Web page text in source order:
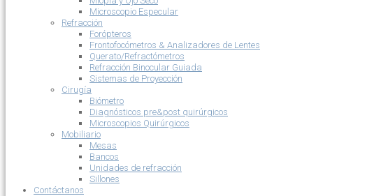
Microscopio Especular
Refracción
Forópteros
Frontofocómetros & Analizadores de Lentes
Querato/Refractómetros
Refracción Binocular Guiada
Sistemas de Proyección
Cirugía
Biómetro
Diagnósticos pre&post quirúrgicos
Microscopios Quirúrgicos
Mobiliario
Mesas
Bancos
Unidades de refracción
Sillones
Contáctanos